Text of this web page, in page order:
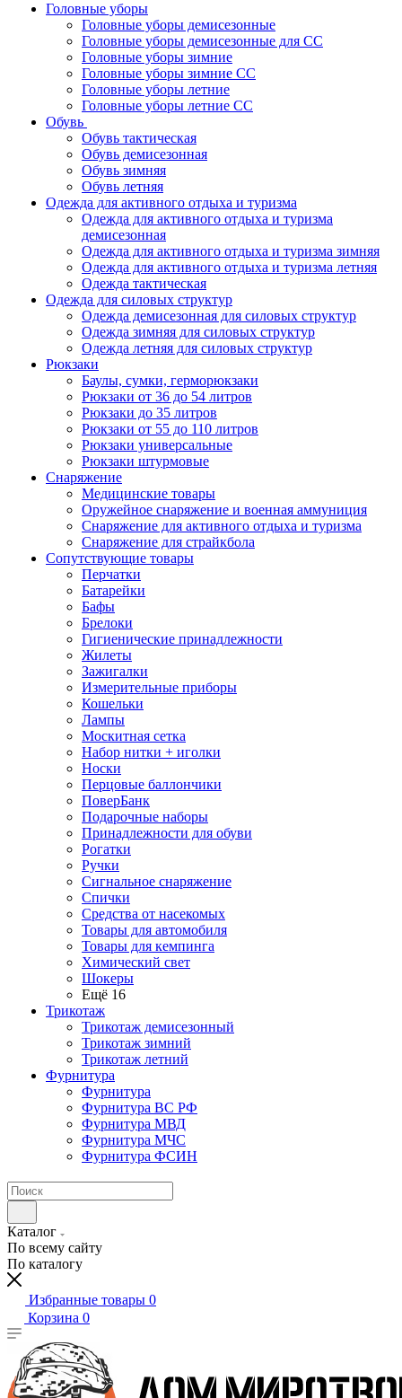
Головные уборы
Головные уборы демисезонные
Головные уборы демисезонные для СС
Головные уборы зимние
Головные уборы зимние СС
Головные уборы летние
Головные уборы летние СС
Обувь
Обувь тактическая
Обувь демисезонная
Обувь зимняя
Обувь летняя
Одежда для активного отдыха и туризма
Одежда для активного отдыха и туризма
демисезонная
Одежда для активного отдыха и туризма зимняя
Одежда для активного отдыха и туризма летняя
Одежда тактическая
Одежда для силовых структур
Одежда демисезонная для силовых структур
Одежда зимняя для силовых структур
Одежда летняя для силовых структур
Рюкзаки
Баулы, сумки, герморюкзаки
Рюкзаки от 36 до 54 литров
Рюкзаки до 35 литров
Рюкзаки от 55 до 110 литров
Рюкзаки универсальные
Рюкзаки штурмовые
Снаряжение
Медицинские товары
Оружейное снаряжение и военная аммуниция
Снаряжение для активного отдыха и туризма
Снаряжение для страйкбола
Сопутствующие товары
Перчатки
Батарейки
Бафы
Брелоки
Гигиенические принадлежности
Жилеты
Зажигалки
Измерительные приборы
Кошельки
Лампы
Москитная сетка
Набор нитки + иголки
Носки
Перцовые баллончики
ПоверБанк
Подарочные наборы
Принадлежности для обуви
Рогатки
Ручки
Сигнальное снаряжение
Спички
Средства от насекомых
Товары для автомобиля
Товары для кемпинга
Химический свет
Шокеры
Ещё 16
Трикотаж
Трикотаж демисезонный
Трикотаж зимний
Трикотаж летний
Фурнитура
Фурнитура
Фурнитура ВС РФ
Фурнитура МВД
Фурнитура МЧС
Фурнитура ФСИН
Каталог
По всему сайту
По каталогу
Избранные товары 0
Корзина 0